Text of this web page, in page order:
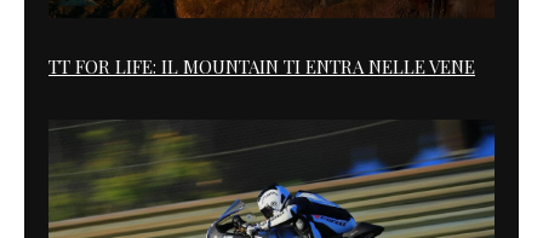
TT FOR LIFE: IL MOUNTAIN TI ENTRA NELLE VENE